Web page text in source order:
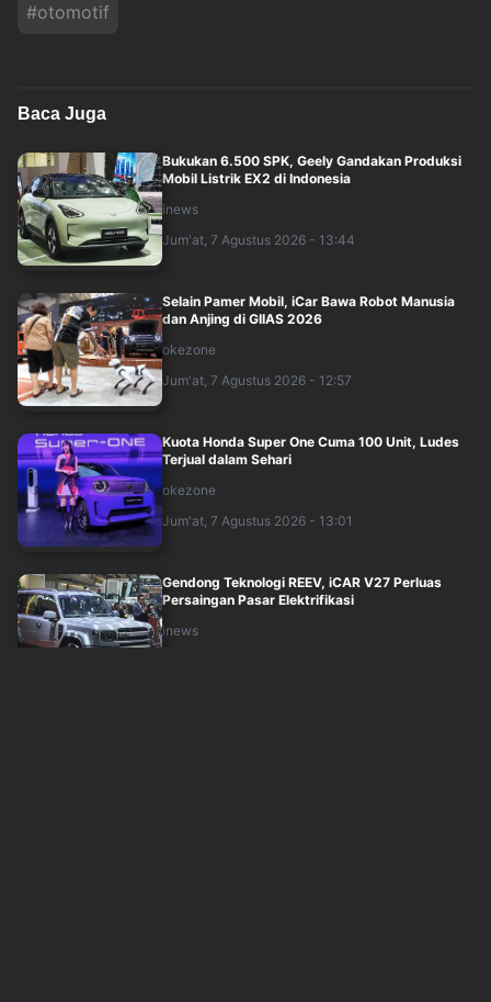
#otomotif
Baca Juga
Bukukan 6.500 SPK, Geely Gandakan Produksi
Mobil Listrik EX2 di Indonesia
inews
Jum'at, 7 Agustus 2026 - 13:44
Selain Pamer Mobil, iCar Bawa Robot Manusia
dan Anjing di GIIAS 2026
okezone
Jum'at, 7 Agustus 2026 - 12:57
Kuota Honda Super One Cuma 100 Unit, Ludes
Terjual dalam Sehari
okezone
Jum'at, 7 Agustus 2026 - 13:01
Gendong Teknologi REEV, iCAR V27 Perluas
Persaingan Pasar Elektrifikasi
inews